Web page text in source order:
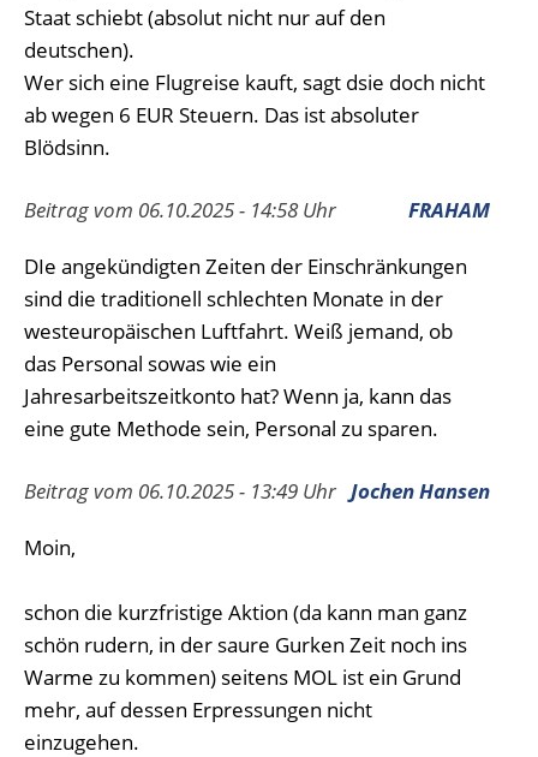
Staat schiebt (absolut nicht nur auf den
deutschen).
Wer sich eine Flugreise kauft, sagt dsie doch nicht
ab wegen 6 EUR Steuern. Das ist absoluter
Blödsinn.
Beitrag vom 06.10.2025 - 14:58 Uhr FRAHAM
DIe angekündigten Zeiten der Einschränkungen
sind die traditionell schlechten Monate in der
westeuropäischen Luftfahrt. Weiß jemand, ob
das Personal sowas wie ein
Jahresarbeitszeitkonto hat? Wenn ja, kann das
eine gute Methode sein, Personal zu sparen.
Beitrag vom 06.10.2025 - 13:49 Uhr Jochen Hansen
Moin,
schon die kurzfristige Aktion (da kann man ganz
schön rudern, in der saure Gurken Zeit noch ins
Warme zu kommen) seitens MOL ist ein Grund
mehr, auf dessen Erpressungen nicht
einzugehen.